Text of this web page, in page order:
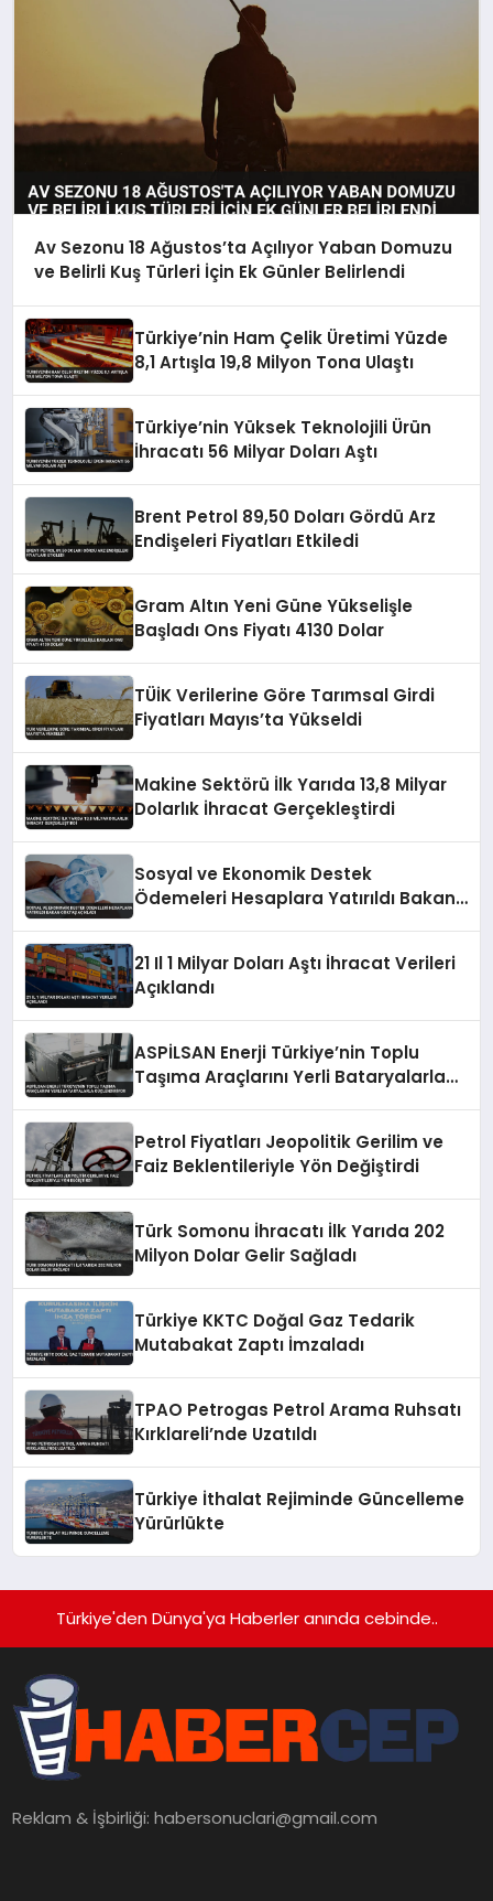
Av Sezonu 18 Ağustos’ta Açılıyor Yaban Domuzu
ve Belirli Kuş Türleri İçin Ek Günler Belirlendi
Türkiye’nin Ham Çelik Üretimi Yüzde
8,1 Artışla 19,8 Milyon Tona Ulaştı
Türkiye’nin Yüksek Teknolojili Ürün
İhracatı 56 Milyar Doları Aştı
Brent Petrol 89,50 Doları Gördü Arz
Endişeleri Fiyatları Etkiledi
Gram Altın Yeni Güne Yükselişle
Başladı Ons Fiyatı 4130 Dolar
TÜİK Verilerine Göre Tarımsal Girdi
Fiyatları Mayıs’ta Yükseldi
Makine Sektörü İlk Yarıda 13,8 Milyar
Dolarlık İhracat Gerçekleştirdi
Sosyal ve Ekonomik Destek
Ödemeleri Hesaplara Yatırıldı Bakan
21 Il 1 Milyar Doları Aştı İhracat Verileri
Açıklandı
ASPİLSAN Enerji Türkiye’nin Toplu
Taşıma Araçlarını Yerli Bataryalarla
Petrol Fiyatları Jeopolitik Gerilim ve
Faiz Beklentileriyle Yön Değiştirdi
Türk Somonu İhracatı İlk Yarıda 202
Milyon Dolar Gelir Sağladı
Türkiye KKTC Doğal Gaz Tedarik
Mutabakat Zaptı İmzaladı
TPAO Petrogas Petrol Arama Ruhsatı
Kırklareli’nde Uzatıldı
Türkiye İthalat Rejiminde Güncelleme
Yürürlükte
Türkiye'den Dünya'ya Haberler anında cebinde..
Reklam & İşbirliği:habersonuclari@gmail.com